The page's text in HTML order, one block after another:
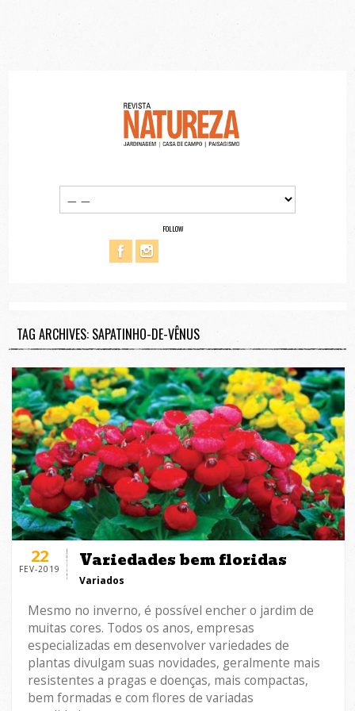
FOLLOW
TAG ARCHIVES: SAPATINHO-DE-VÊNUS
22
FEV-2019 Variedades bem floridas
Variados
Mesmo no inverno, é possível encher o jardim de
muitas cores. Todos os anos, empresas
especializadas em desenvolver variedades de
plantas divulgam suas novidades, geralmente mais
resistentes a pragas e doenças, mais compactas,
bem formadas e com flores de variadas